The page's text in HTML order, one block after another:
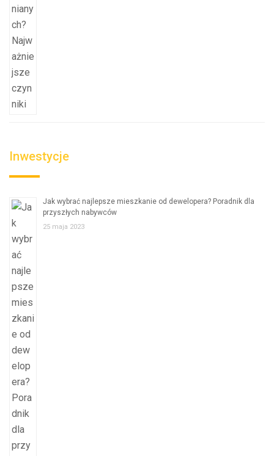
Inwestycje
Jak wybrać najlepsze mieszkanie od dewelopera? Poradnik dla
przyszłych nabywców
25 maja 2023